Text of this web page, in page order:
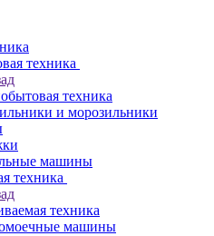
техника
техника
и морозильники
машины
техника
техника
машины